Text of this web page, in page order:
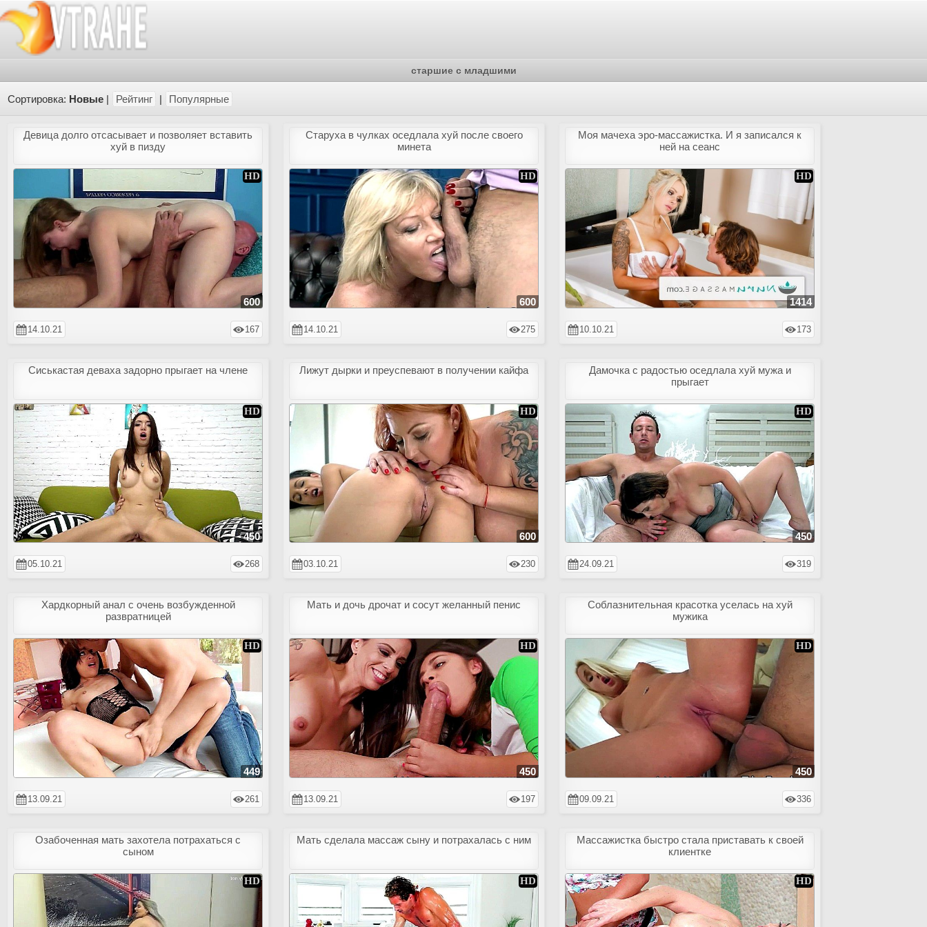
старшие с младшими
Сортировка: Новые | Рейтинг | Популярные
Девица долго отсасывает и позволяет вставить
хуй в пизду
600
14.10.21 167
Старуха в чулках оседлала хуй после своего
минета
600
14.10.21 275
Моя мачеха эро-массажистка. И я записался к
ней на сеанс
1414
10.10.21 173
Сиськастая деваха задорно прыгает на члене
450
05.10.21 268
Лижут дырки и преуспевают в получении кайфа
600
03.10.21 230
Дамочка с радостью оседлала хуй мужа и
прыгает
450
24.09.21 319
Хардкорный анал с очень возбужденной
развратницей
449
13.09.21 261
Мать и дочь дрочат и сосут желанный пенис
450
13.09.21 197
Соблазнительная красотка уселась на хуй
мужика
450
09.09.21 336
Озабоченная мать захотела потрахаться с
сыном
Мать сделала массаж сыну и потрахалась с ним
Массажистка быстро стала приставать к своей
клиентке